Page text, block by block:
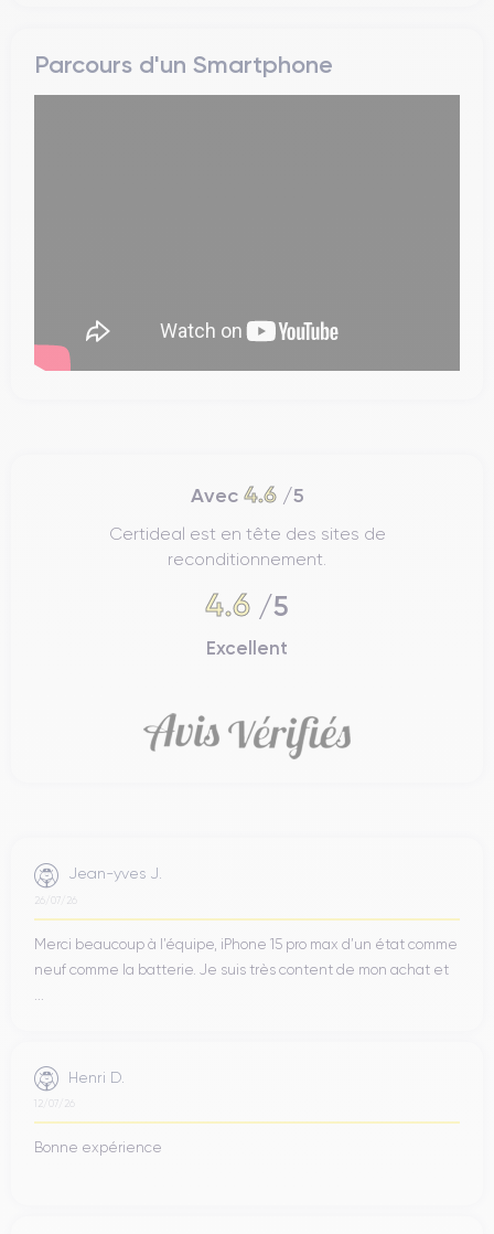
Parcours d'un Smartphone
Avec 4.6/5
Certideal est en tête des sites de
reconditionnement.
4.6 /5
Excellent
Jean-yves J.
26/07/26
Merci beaucoup à l’équipe, iPhone 15 pro max d’un état comme
neuf comme la batterie. Je suis très content de mon achat et
Henri D.
12/07/26
Bonne expérience